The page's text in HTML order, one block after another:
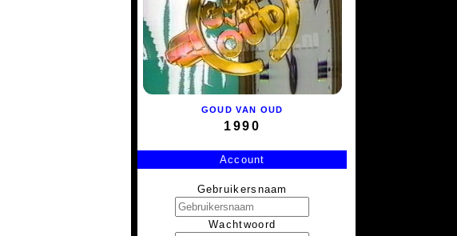
GOUD VAN OUD
1990
Account
Gebruikersnaam
Wachtwoord